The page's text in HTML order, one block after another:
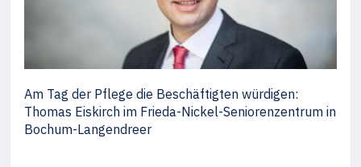
Am Tag der Pflege die Beschäftigten würdigen:
Thomas Eiskirch im Frieda-Nickel-Seniorenzentrum in
Bochum-Langendreer